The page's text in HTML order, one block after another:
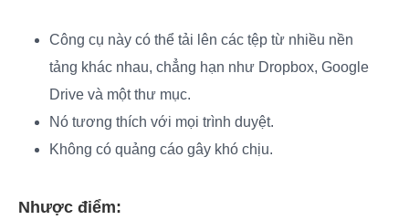
Công cụ này có thể tải lên các tệp từ nhiều nền
tảng khác nhau, chẳng hạn như Dropbox, Google
Drive và một thư mục.
Nó tương thích với mọi trình duyệt.
Không có quảng cáo gây khó chịu.
Nhược điểm: